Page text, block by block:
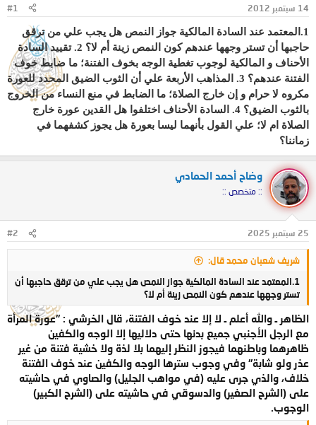
و
و
ع
ء
14 سبتمبر 2012 #1
1.المعتمد عند السادة المالكية جواز النمص هل يجب علي من ترقق
حاجبها أن تستر وجهها عندهم كون النمص زينة أم لا؟ 2. تقييد السادة
الأحناف و المالكية لوجوب تغطية الوجه بخوف الفتنة؛ ما ضابط خوف
الفتنة عندهم؟ 3. المذاهب الأربعة علي أن الثوب الضيق المحدد للعورة
مكروه لا حرام و إن خارج الصلاة؛ ما الضابط في منع النساء من الخروج
بالثوب الضيق؟ 4. السادة الأحناف اختلفوا هل القدين عورة خارج
الصلاة ام لا؛ علي القول بأنهما ليسا بعورة هل يجوز كشفهما في
زماننا؟
وضاح أحمد الحمادي
:: متخصص ::
25 سبتمبر 2025 #2
شريف شعبان محمد قال:
1.المعتمد عند السادة المالكية جواز النمص هل يجب علي من ترقق حاجبها أن
تستر وجهها عندهم كون النمص زينة أم لا؟
الظاهر ـ والله أعلم ـ لا إلا عند خوف الفتنة، قال الخرشي : "عورة المرأة
مع الرجل الأجنبي جميع بدنها حتى دلاليها إلا الوجه والكفين
ظاهرهما وباطنهما فيجوز النظر إليهما بلا لذة ولا خشية فتنة من غير
عذر ولو شابة" وفي وجوب سترها الوجه والكفين عند خوف الفتنة
خلاف، والذي جرى عليه (في مواهب الجليل) والصاوي في حاشيته
على (الشرح الصغير) والدسوقي في حاشيته على (الشرح الكبير)
الوجوب.